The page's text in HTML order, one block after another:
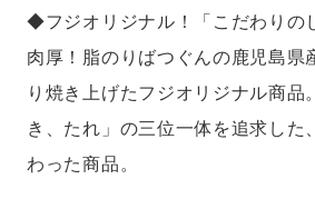
◆フジオリジナル！「こだわりの
肉厚！脂のりばつぐんの鹿児島県
り焼き上げたフジオリジナル商品
き、たれ」の三位一体を追求した
わった商品。